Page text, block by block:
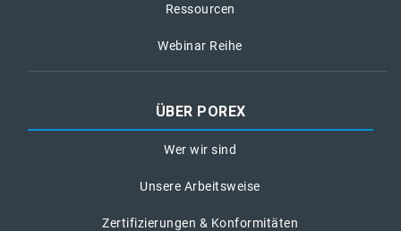
Ressourcen
Webinar Reihe
ÜBER POREX
Wer wir sind
Unsere Arbeitsweise
Zertifizierungen & Konformitäten